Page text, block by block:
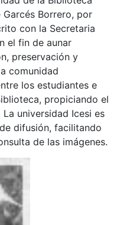
Borrero, por
con la Secretaria
el fin de aunar
preservación y
comunidad
los estudiantes e
propiciando el
universidad Icesi es
difusión, facilitando
de las imágenes.